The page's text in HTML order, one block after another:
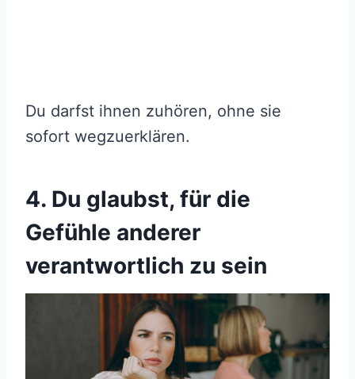
Du darfst ihnen zuhören, ohne sie
sofort wegzuerklären.
4. Du glaubst, für die
Gefühle anderer
verantwortlich zu sein